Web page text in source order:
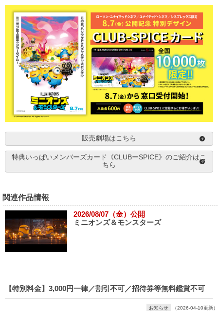
販売劇場はこちら
特典いっぱいメンバーズカード《CLUBーSPICE》のご紹介はこ
ちら
関連作品情報
2026/08/07（金）公開
ミニオンズ＆モンスターズ
【特別料金】3,000円一律／割引不可／招待券等無料鑑賞不可
お知らせ （2026-04-10更新）